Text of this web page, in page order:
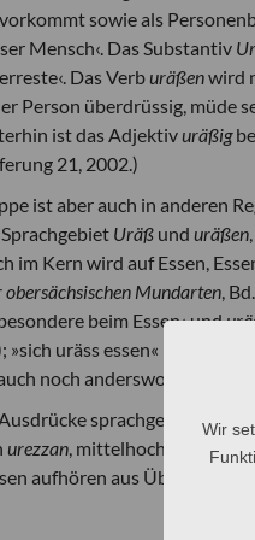
sowie als
Mensch‹. Das Substantiv
Das Verburäßenwird
Person überdrüssig, müde
ist das Adjektivuräßig
21, 2002.)
ist aber auch in anderen
Uräß und uräßen
im Kern wird auf Essen,
Mundarten,
beim Essen‹ und
uräss essen« meint
noch anderswo.
urezzan, mittelhochdeutsch
aufhören aus Überdruss
Wir